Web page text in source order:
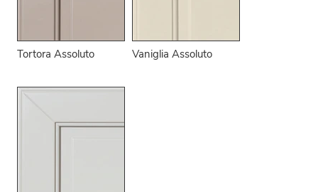
Tortora Assoluto Vaniglia Assoluto